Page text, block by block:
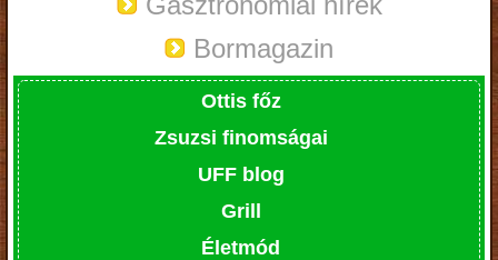
Bormagazin
Ottis főz
Zsuzsi finomságai
UFF blog
Grill
Életmód